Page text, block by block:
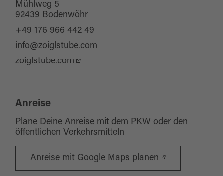
Mühlweg 5
92439 Bodenwöhr
+49 176 966 442 49
info@zoiglstube.com
zoiglstube.com
Anreise
Plane Deine Anreise mit dem PKW oder den
öffentlichen Verkehrsmitteln
Anreise mit Google Maps planen